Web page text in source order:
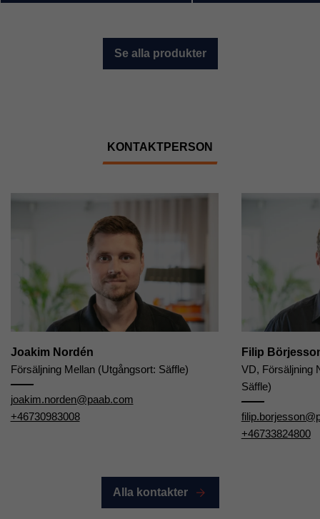
Se alla produkter
KONTAKTPERSON
Joakim Nordén
Försäljning Mellan (Utgångsort: Säffle)
joakim.norden@paab.com
+46730983008
Filip
VD, Försäljning
Säffle)
+46733824800
Alla kontakter